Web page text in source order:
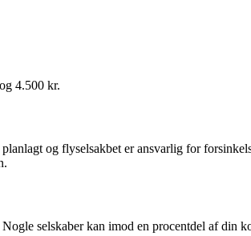
4.500 kr.
og flyselsakbet er ansvarlig for
selskaber kan imod en procentdel af